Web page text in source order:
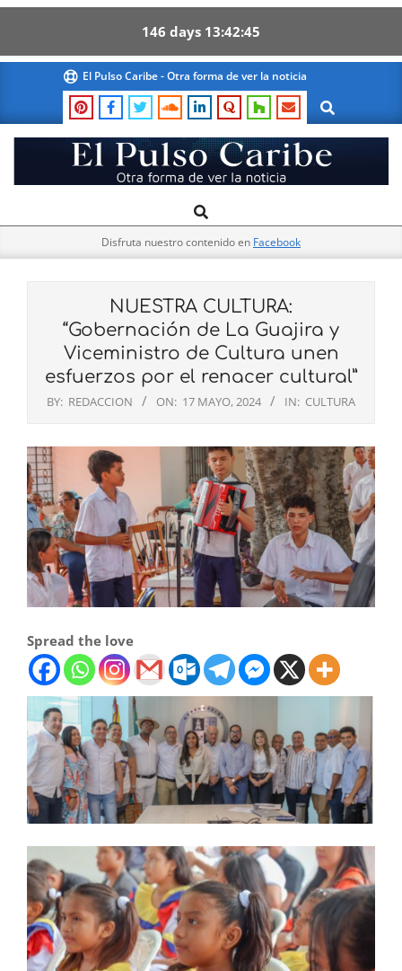
146 days 13 42 44
content
El Pulso Caribe - Otra forma de ver la noticia
Search
El
Pulso
Navigation
Search
Disfruta nuestro contenido en Facebook
NUESTRA CULTURA:
“Gobernación de La Guajira y
Viceministro de Cultura unen
esfuerzos por el renacer cultural”
BY: REDACCION ON: 17 MAYO, 2024 IN: CULTURA
Spread the love